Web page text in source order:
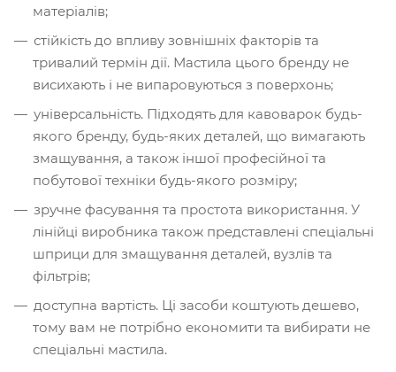
матеріалів;
стійкість до впливу зовнішніх факторів та
тривалий термін дії. Мастила цього бренду не
висихають і не випаровуються з поверхонь;
універсальність. Підходять для кавоварок будь-
якого бренду, будь-яких деталей, що вимагають
змащування, а також іншої професійної та
побутової техніки будь-якого розміру;
зручне фасування та простота використання. У
лінійці виробника також представлені спеціальні
шприци для змащування деталей, вузлів та
фільтрів;
доступна вартість. Ці засоби коштують дешево,
тому вам не потрібно економити та вибирати не
спеціальні мастила.